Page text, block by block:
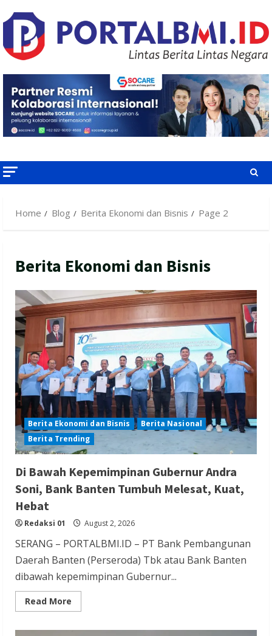
to
content
Home Blog Berita Ekonomi dan Bisnis Page 2
Berita Ekonomi dan Bisnis
Berita Ekonomi dan Bisnis
Berita Nasional
Berita Trending
Di Bawah Kepemimpinan Gubernur Andra
Soni, Bank Banten Tumbuh Melesat, Kuat,
Hebat
Redaksi 01 August 2, 2026
SERANG – PORTALBMI.ID – PT Bank Pembangunan
Daerah Banten (Perseroda) Tbk atau Bank Banten
dibawah kepemimpinan Gubernur...
Read More
more